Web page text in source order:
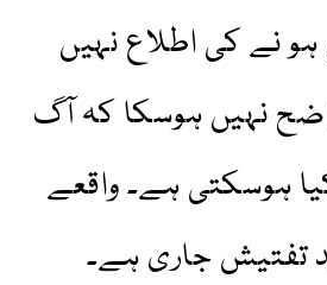
نے کی اطلاع نہیں
نہیں ہوسکا کہ آگ
ہوسکتی ہے۔ واقعے
تفتیش جاری ہے۔